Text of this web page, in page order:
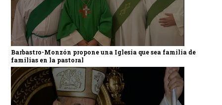
Barbastro-Monzón propone una Iglesia que sea familia de
familias en la pastoral